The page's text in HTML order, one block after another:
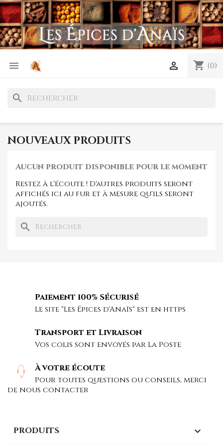
 shopping_cart (0)

search
NOUVEAUX PRODUITS
Aucun produit disponible pour le moment
Restez à l'écoute ! D'autres produits seront
affichés ici au fur et à mesure qu'ils seront
ajoutés.
search
Paiement 100% Sécurisé
Le site "Les Épices d'Anaïs" est en https
Transport et Livraison
Vos colis sont envoyés par La Poste
À votre écoute
Pour toutes questions ou conseils, merci
de nous contacter
PRODUITS 